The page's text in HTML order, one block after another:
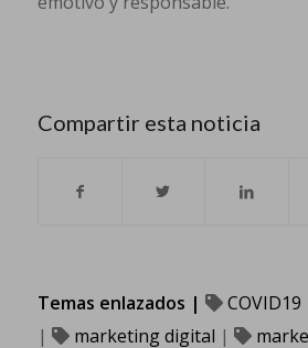
Compartir esta noticia
Temas enlazados | COVID19
|
marketing digital |